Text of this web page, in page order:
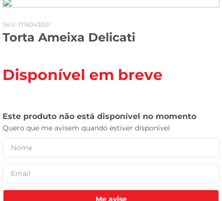
: 1716043001
Torta Ameixa Delicati
Disponível em breve
Me avise
fogao
café
frango
celular